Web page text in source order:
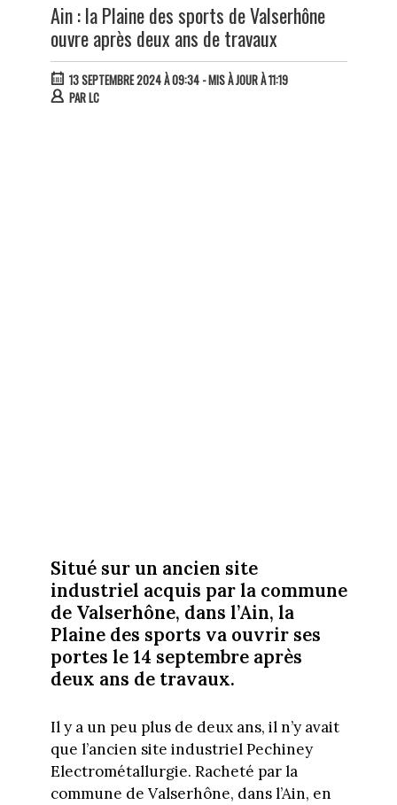
Ain : la Plaine des sports de Valserhône
ouvre après deux ans de travaux
13 SEPTEMBRE 2024 À 09:34- MIS À JOUR À 11:19
PARLC
Situé sur un ancien site
industriel acquis par la commune
de Valserhône, dans l’Ain, la
Plaine des sports va ouvrir ses
portes le 14 septembre après
deux ans de travaux.
Il y a un peu plus de deux ans, il n’y avait
que l’ancien site industriel Pechiney
Electrométallurgie. Racheté par la
commune de Valserhône, dans l’Ain, en